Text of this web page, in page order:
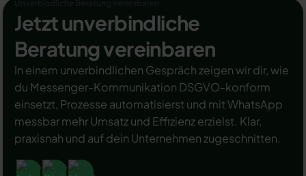
Jetzt unverbindliche
Beratung vereinbaren
In einem unverbindlichen Gespräch zeigen wir dir, wie
du Messenger-Kommunikation DSGVO-konform
einsetzt, Prozesse automatisierst und mit WhatsApp
messbar mehr Umsatz und Effizienz erzielst. Klar,
praxisnah und auf dein Unternehmen zugeschnitten.